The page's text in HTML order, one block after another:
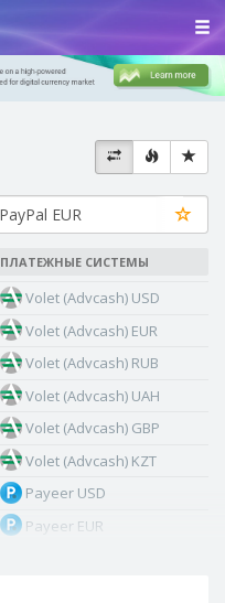
ПЛАТЕЖНЫЕ СИСТЕМЫ
Volet (Advcash) USD
Volet (Advcash) EUR
Volet (Advcash) RUB
Volet (Advcash) UAH
Volet (Advcash) GBP
Volet (Advcash) KZT
Payeer USD
Payeer EUR